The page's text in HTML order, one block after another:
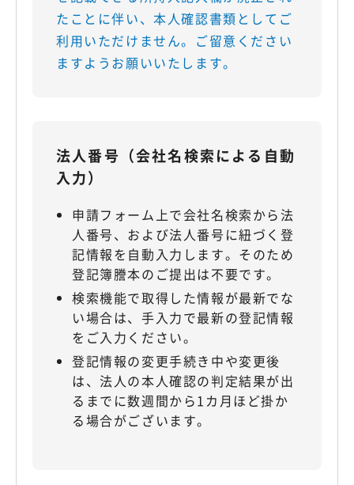
たことに伴い、本人確認書類としてご
利用いただけません。ご留意ください
ますようお願いいたします。
法人番号（会社名検索による自動
入力）
申請フォーム上で会社名検索から法
人番号、および法人番号に紐づく登
記情報を自動入力します。そのため
登記簿謄本のご提出は不要です。
検索機能で取得した情報が最新でな
い場合は、手入力で最新の登記情報
をご入力ください。
登記情報の変更手続き中や変更後
は、法人の本人確認の判定結果が出
るまでに数週間から1カ月ほど掛か
る場合がございます。